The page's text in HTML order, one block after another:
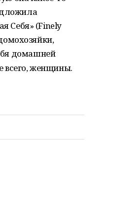
Себя» (Finely
домашней
всего, женщины.